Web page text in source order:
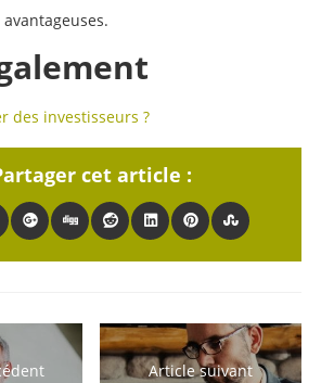
des investisseurs ?
cet article :
Article suivant